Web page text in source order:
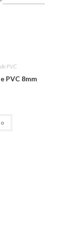
PVC
PVC 8mm